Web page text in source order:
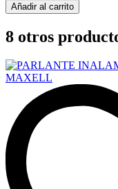
Añadir al carrito
8 otros